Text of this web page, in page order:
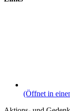
(Öffnet in